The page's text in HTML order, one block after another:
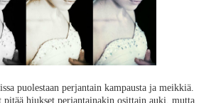
puolestaan perjantain kampausta ja meikkiä.
hiukset perjantainakin osittain auki, mutta